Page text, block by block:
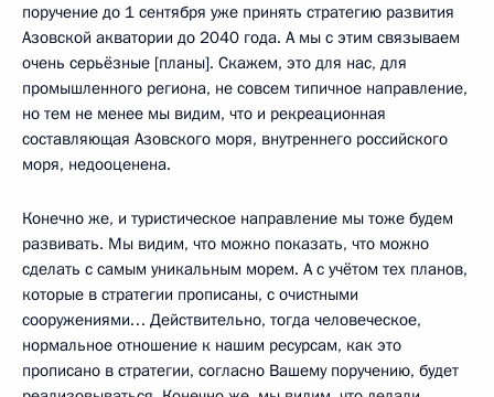
поручение до 1 сентября уже принять стратегию развития
Азовской акватории до 2040 года. А мы с этим связываем
очень серьёзные [планы]. Скажем, это для нас, для
промышленного региона, не совсем типичное направление,
но тем не менее мы видим, что и рекреационная
составляющая Азовского моря, внутреннего российского
моря, недооценена.
Конечно же, и туристическое направление мы тоже будем
развивать. Мы видим, что можно показать, что можно
сделать с самым уникальным морем. А с учётом тех планов,
которые в стратегии прописаны, с очистными
сооружениями… Действительно, тогда человеческое,
нормальное отношение к нашим ресурсам, как это
прописано в стратегии, согласно Вашему поручению, будет